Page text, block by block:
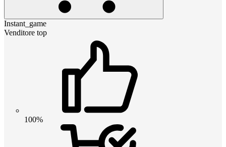
Instant_game
Venditore top
100%